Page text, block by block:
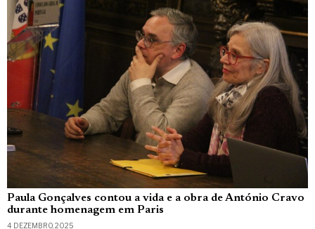
Paula Gonçalves contou a vida e a obra de António Cravo
durante homenagem em Paris
4 DEZEMBRO, 2025